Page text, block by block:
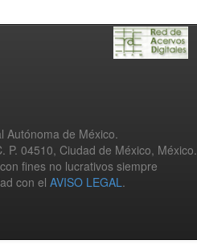
Autónoma de México.
P. 04510, Ciudad de México, México.
fines no lucrativos siempre
con el AVISO LEGAL.